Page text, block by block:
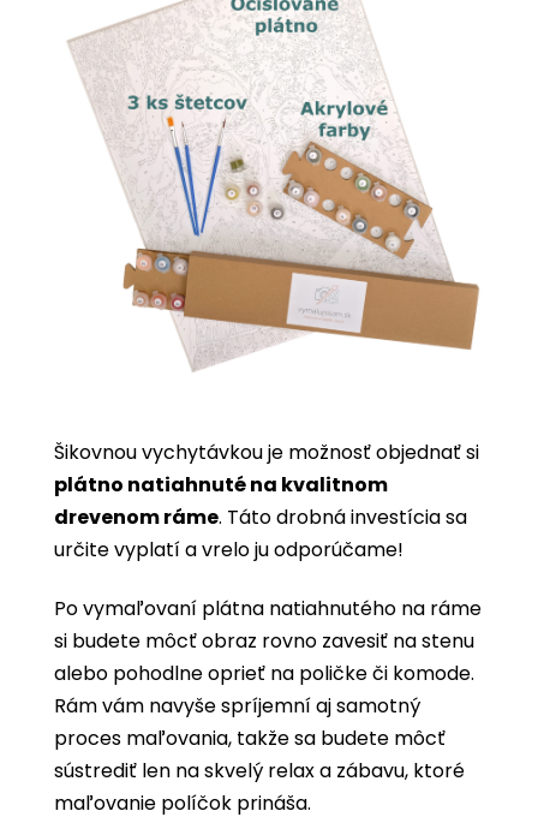
Šikovnou vychytávkou je možnosť objednať si
plátno natiahnuté na kvalitnom
drevenom ráme. Táto drobná investícia sa
určite vyplatí a vrelo ju odporúčame!
Po vymaľovaní plátna natiahnutého na ráme
si budete môcť obraz rovno zavesiť na stenu
alebo pohodlne oprieť na poličke či komode.
Rám vám navyše spríjemní aj samotný
proces maľovania, takže sa budete môcť
sústrediť len na skvelý relax a zábavu, ktoré
maľovanie políčok prináša.